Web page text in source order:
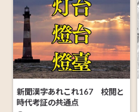
新聞漢字あれこれ167 校閲と
時代考証の共通点